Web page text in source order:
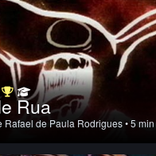
Rua
Rafael de Paula Rodrigues• 5 min